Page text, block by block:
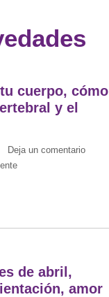
cuerpo, cómo
y el
Deja un comentario
de abril,
amor